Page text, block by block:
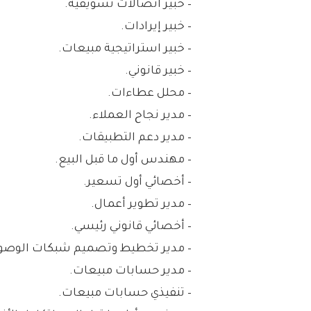
– خبير اتصالات تسويقية.
– خبير إيرادات.
– خبير استراتيجية مبيعات.
– خبير قانوني.
– محلل عطاءات.
– مدير نجاح العملاء.
– مدير دعم التطبيقات.
– مهندس أول ما قبل البيع.
– أخصائي أول تسعير.
– مدير تطوير أعمال.
– أخصائي قانوني رئيسي.
– مدير تخطيط وتصميم شبكات
– مدير حسابات مبيعات.
– تنفيذي حسابات مبيعات.